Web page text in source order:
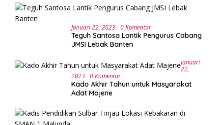
UPA Laboratorium Terpadu
Januari 22, 2023 0 Komentar
Teguh Santosa Lantik Pengurus Cabang
JMSI Lebak Banten
Januari
22,
2023 0 Komentar
Kado Akhir Tahun untuk Masyarakat
Adat Majene